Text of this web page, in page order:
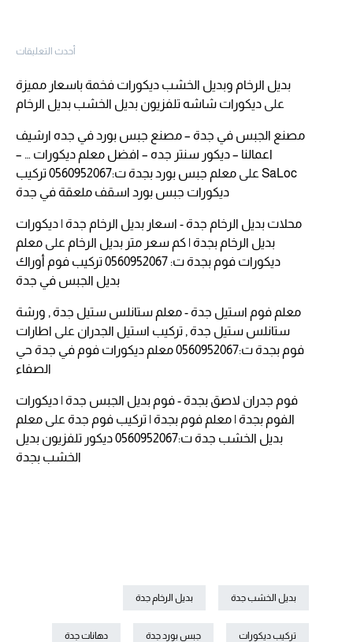
أحدث التعليقات
بديل الرخام وبديل الخشب ديكورات فخمة باسعار مميزة
على ديكورات شاشه تلفزيون بديل الخشب بديل الرخام
مصنع الجبس في جدة – مصنع جبس بورد في جده ارشيف
اعمالنا – ديكور سنتر جده – افضل معلم ديكورات … –
SaLoc على
معلم جبس بورد بجدة ت:0560952067 تركيب
ديكورات جبس بورد اسقف ملعقة في جدة
محلات بديل الرخام جدة - اسعار بديل الرخام جدة | ديكورات
بديل الرخام بجدة | كم سعر متر بديل الرخام على معلم
ديكورات فوم بجدة ت: 0560952067 تركيب فوم أوراك
بديل الجبس في جدة
معلم فوم استيل جدة - معلم ستانلس ستيل جدة , ورشة
ستانلس ستيل جدة , تركيب استيل الجدران على اطارات
فوم بجدة ت:0560952067 معلم ديكورات فوم في جدة حي
الصفاء
فوم جدران لاصق بجدة - فوم بديل الجبس جدة | ديكورات
الفوم بجدة | معلم فوم بجدة | تركيب فوم جدة على معلم
بديل الخشب جدة ت:0560952067 ديكور تلفزيون بديل
الخشب بجدة
بديل الخشب جدة بديل الرخام جدة
تركيب ديكورات جبس بورد جدة دهانات جدة